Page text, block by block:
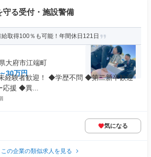
守る受付・施設警備
取得100％も可能！年間休日121日
大府市江端町
30万円
経験者歓迎！ ◆学歴不問 ◆第二新卒歓迎
援 ◆異...
気になる
この企業の類似求人を見る